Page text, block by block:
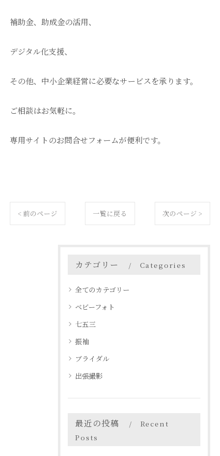
補助金、助成金の活用、
デジタル化支援、
その他、中小企業経営に必要なサービスを承ります。
ご相談はお気軽に。
専用サイトのお問合せフォームが便利です。
< 前のページ 一覧に戻る 次のページ >
カテゴリー Categories
全てのカテゴリー
ベビーフォト
七五三
振袖
ブライダル
出張撮影
最近の投稿
Recent
Posts